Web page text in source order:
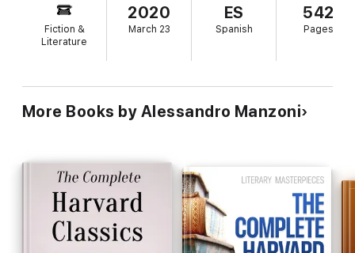
mientras muestra su afecto por el pueblo anónimo, y elige para
ello a los humildes como héroes de su novela. El resultado
marca en Italia el inicio de la novela moderna de corte realista.
Fiction &
Literature
2020
March 23
ES
Spanish
542
Pages
More Books by Alessandro Manzoni